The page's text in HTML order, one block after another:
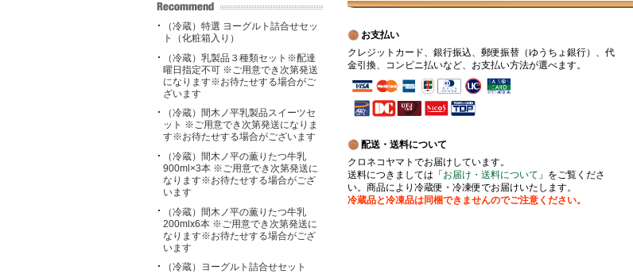
お支払い
クレジットカード、銀行振込、郵便振替（ゆうちょ銀行）、代
金引換、コンビニ払いなど、お支払い方法が選べます。
配送・送料について
クロネコヤマトでお届けしています。
送料につきましては「お届け・送料について 」をご覧くださ
い。商品により冷蔵便・冷凍便でお届けいたします。
冷蔵品と冷凍品は同梱できませんのでご注意ください。
（冷蔵）特選 ヨーグルト詰合せセッ
ト（化粧箱入り）
（冷蔵）乳製品３種類セット※配達
曜日指定不可 ※ご用意でき次第発送
になります※お待たせする場合がご
ざいます
（冷蔵）間木ノ平乳製品スイーツセ
ット ※ご用意でき次第発送になりま
す※お待たせする場合がございます
（冷蔵）間木ノ平の薫りたつ牛乳
900ml×3本 ※ご用意でき次第発送に
なります※お待たせする場合がござ
います
（冷蔵）間木ノ平の薫りたつ牛乳
200mlx6本 ※ご用意でき次第発送に
なります※お待たせする場合がござ
います
（冷蔵）ヨーグルト詰合せセット